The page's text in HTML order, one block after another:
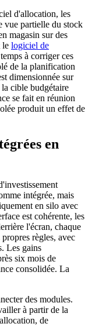
d'allocation, les
vue partielle du stock
magasin sur des
le logiciel de
à corriger ces
de la planification
dimensionnée sur
cible budgétaire
se fait en réunion
produit un effet de
en
intégrée, mais
en silo avec
est cohérente, les
l'écran, chaque
règles, avec
Les gains
six mois de
consolidée. La
des modules.
à partir de la
de